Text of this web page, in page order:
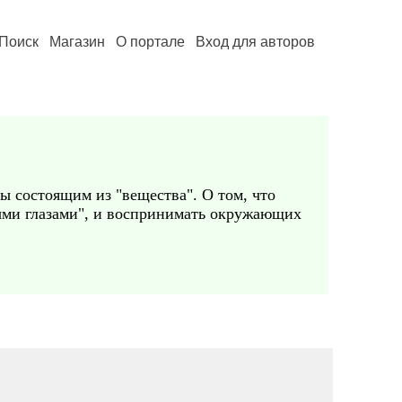
Поиск Магазин О портале Вход для авторов
состоящим из "вещества". О том, что
глазами", и воспринимать окружающих